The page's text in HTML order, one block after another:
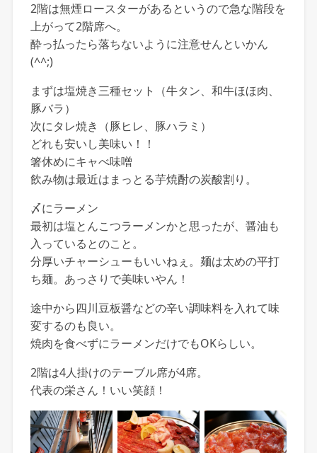
2階は無煙ロースターがあるというので急な階段を
上がって2階席へ。
酔っ払ったら落ちないように注意せんといかん
(^^;)
まずは塩焼き三種セット（牛タン、和牛ほほ肉、
豚バラ）
次にタレ焼き（豚ヒレ、豚ハラミ）
どれも安いし美味い！！
箸休めにキャべ味噌
飲み物は最近はまっとる芋焼酎の炭酸割り。
〆にラーメン
最初は塩とんこつラーメンかと思ったが、醤油も
入っているとのこと。
分厚いチャーシューもいいねぇ。麺は太めの平打
ち麺。あっさりで美味いやん！
途中から四川豆板醤などの辛い調味料を入れて味
変するのも良い。
焼肉を食べずにラーメンだけでもOKらしい。
2階は4人掛けのテーブル席が4席。
代表の栄さん！いい笑顔！